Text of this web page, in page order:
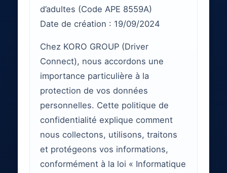
d’adultes (Code APE 8559A)
Date de création : 19/09/2024
Chez KORO GROUP (Driver
Connect), nous accordons une
importance particulière à la
protection de vos données
personnelles. Cette politique de
confidentialité explique comment
nous collectons, utilisons, traitons
et protégeons vos informations,
conformément à la loi « Informatique